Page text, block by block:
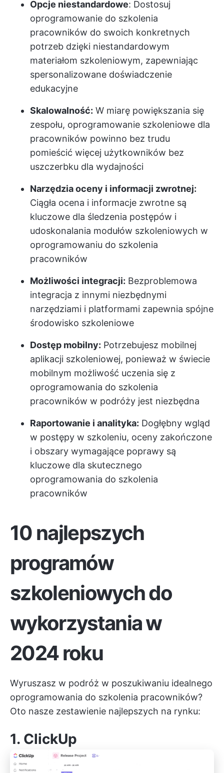
Opcje niestandardowe: Dostosuj
oprogramowanie do szkolenia
pracowników do swoich konkretnych
potrzeb dzięki niestandardowym
materiałom szkoleniowym, zapewniając
spersonalizowane doświadczenie
edukacyjne
Skalowalność: W miarę powiększania się
zespołu, oprogramowanie szkoleniowe dla
pracowników powinno bez trudu
pomieścić więcej użytkowników bez
uszczerbku dla wydajności
Narzędzia oceny i informacji zwrotnej:
Ciągła ocena i informacje zwrotne są
kluczowe dla śledzenia postępów i
udoskonalania modułów szkoleniowych w
oprogramowaniu do szkolenia
pracowników
Możliwości integracji: Bezproblemowa
integracja z innymi niezbędnymi
narzędziami i platformami zapewnia spójne
środowisko szkoleniowe
Dostęp mobilny: Potrzebujesz mobilnej
aplikacji szkoleniowej, ponieważ w świecie
mobilnym możliwość uczenia się z
oprogramowania do szkolenia
pracowników w podróży jest niezbędna
Raportowanie i analityka: Dogłębny wgląd
w postępy w szkoleniu, oceny zakończone
i obszary wymagające poprawy są
kluczowe dla skutecznego
oprogramowania do szkolenia
pracowników
10 najlepszych
programów
szkoleniowych do
wykorzystania w
2024 roku
Wyruszasz w podróż w poszukiwaniu idealnego
oprogramowania do szkolenia pracowników?
Oto nasze zestawienie najlepszych na rynku:
1. ClickUp